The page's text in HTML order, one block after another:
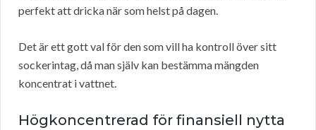
perfekt att dricka när som helst på dagen.
Det är ett gott val för den som vill ha kontroll över sitt
sockerintag, då man själv kan bestämma mängden
koncentrat i vattnet.
Högkoncentrerad för finansiell nytta